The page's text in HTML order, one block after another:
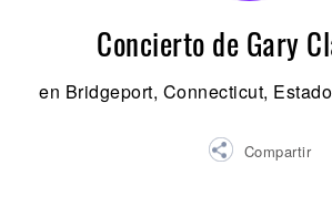
Concierto de Gary
en Bridgeport, Connecticut,
Compartir